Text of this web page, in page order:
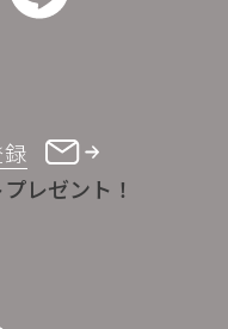
レゼント！